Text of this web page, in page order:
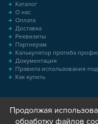
Каталог
О нас
Оплата
Доставка
Реквизиты
Партнерам
Калькулятор прогиба
Документация
Правила использования
Как купить
Продолжая
обработку файлов